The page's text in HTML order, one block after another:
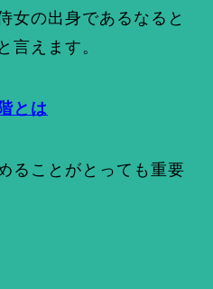
女の出身であるなると
言えます。
とは
ることがとっても重要